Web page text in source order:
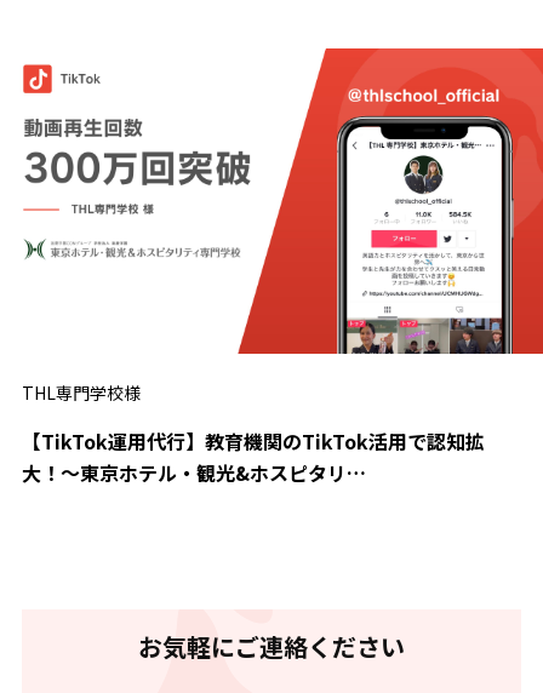
THL専門学校様
【TikTok運用代行】教育機関のTikTok活用で認知拡
大！～東京ホテル・観光&ホスピタリ…
お気軽にご連絡ください